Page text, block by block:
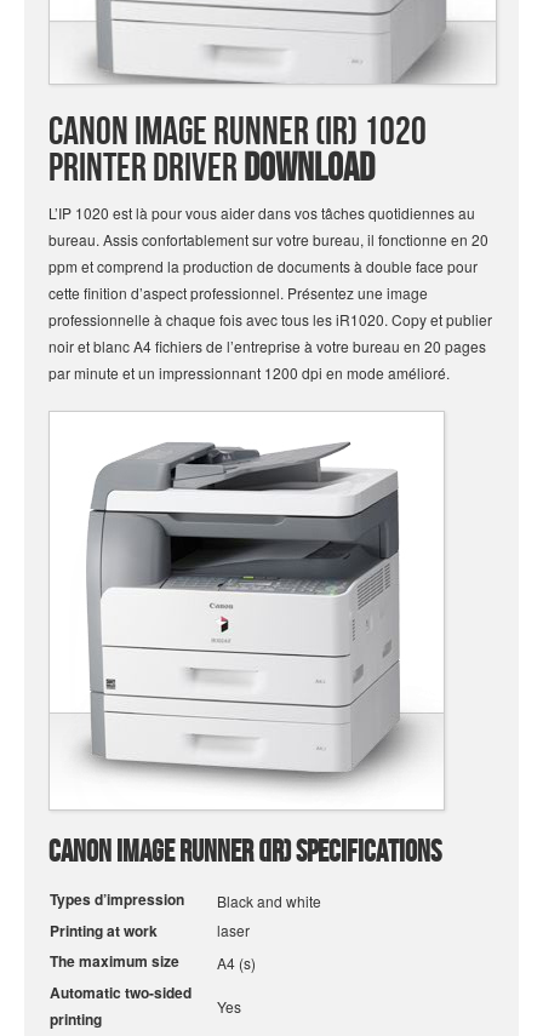
Canon Image Runner (IR) 1020
Printer DriverDownload
L’IP 1020 est là pour vous aider dans vos tâches quotidiennes au
bureau. Assis confortablement sur votre bureau, il fonctionne en 20
ppm et comprend la production de documents à double face pour
cette finition d’aspect professionnel. Présentez une image
professionnelle à chaque fois avec tous les iR1020. Copy et publier
noir et blanc A4 fichiers de l’entreprise à votre bureau en 20 pages
par minute et un impressionnant 1200 dpi en mode amélioré.
Canon Image Runner (IR) Specifications
Types d’impression Black and white
Printing at work laser
The maximum size A4 (s)
Automatic two-sided
printing
Yes